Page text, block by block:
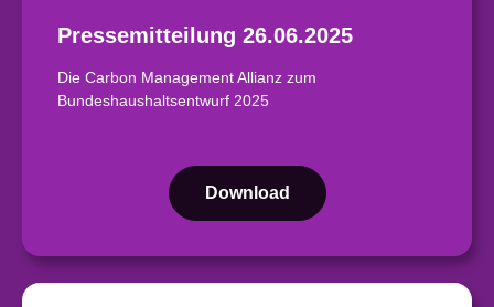
Pressemitteilung 26.06.2025
Die Carbon Management Allianz zum
Bundeshaushaltsentwurf 2025
Download